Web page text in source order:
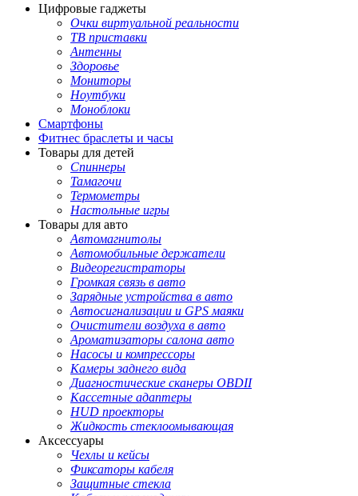
Цифровые гаджеты
Очки виртуальной реальности
ТВ приставки
Антенны
Здоровье
Мониторы
Ноутбуки
Моноблоки
Смартфоны
Фитнес браслеты и часы
Товары для детей
Спиннеры
Тамагочи
Термометры
Настольные игры
Товары для авто
Автомагнитолы
Автомобильные держатели
Видеорегистраторы
Громкая связь в авто
Зарядные устройства в авто
Автосигнализации и GPS маяки
Очистители воздуха в авто
Ароматизаторы салона авто
Насосы и компрессоры
Камеры заднего вида
Диагностические сканеры OBDII
Кассетные адаптеры
HUD проекторы
Жидкость стеклоомывающая
Аксессуары
Чехлы и кейсы
Фиксаторы кабеля
Защитные стекла